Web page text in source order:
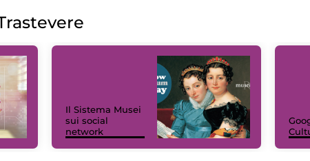
Il Sistema Musei
sui social
network